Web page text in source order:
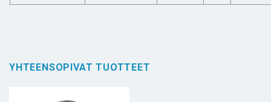
YHTEENSOPIVAT TUOTTEET